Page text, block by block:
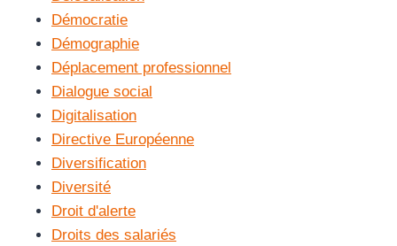
Démocratie
Démographie
Déplacement professionnel
Dialogue social
Digitalisation
Directive Européenne
Diversification
Diversité
Droit d'alerte
Droits des salariés